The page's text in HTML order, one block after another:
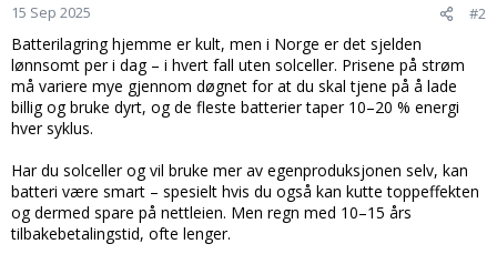
15 Sep 2025 #2
Batterilagring hjemme er kult, men i Norge er det sjelden
lønnsomt per i dag – i hvert fall uten solceller. Prisene på strøm
må variere mye gjennom døgnet for at du skal tjene på å lade
billig og bruke dyrt, og de fleste batterier taper 10–20 % energi
hver syklus.
Har du solceller og vil bruke mer av egenproduksjonen selv, kan
batteri være smart – spesielt hvis du også kan kutte toppeffekten
og dermed spare på nettleien. Men regn med 10–15 års
tilbakebetalingstid, ofte lenger.